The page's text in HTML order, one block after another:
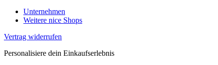
Unternehmen
Weitere nice Shops
Vertrag widerrufen
Personalisiere dein Einkaufserlebnis